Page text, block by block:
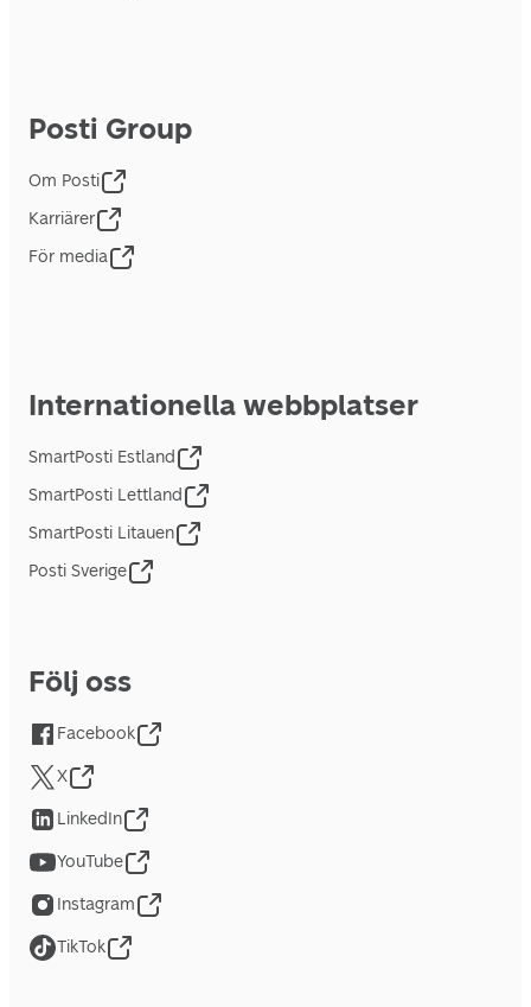
Posti Group
Om Posti
Karriärer
För media
Internationella webbplatser
SmartPosti Estland
SmartPosti Lettland
SmartPosti Litauen
Posti Sverige
Följ oss
Facebook
X
LinkedIn
YouTube
Instagram
TikTok